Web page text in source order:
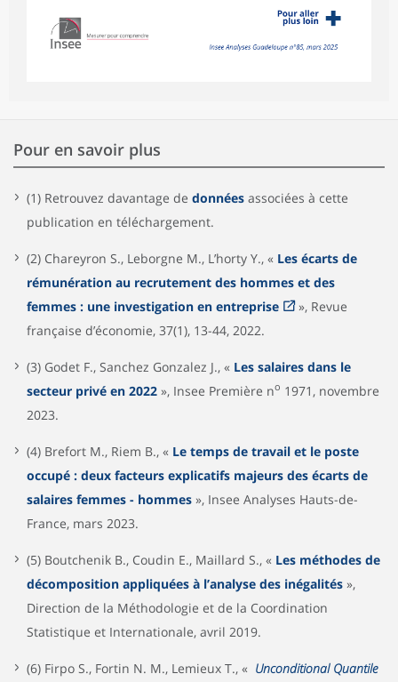
Pour en savoir plus
(1) Retrouvez davantage de données associées à cette
publication en téléchargement.
(2) Chareyron S., Leborgne M., L’horty Y., « Les écarts de
rémunération au recrutement des hommes et des
femmes : une investigation en entreprise
», Revue
française d’économie, 37(1), 13-44, 2022.
(3) Godet F., Sanchez Gonzalez J., « Les salaires dans le
secteur privé en 2022 », Insee Première no 1971, novembre
2023.
(4) Brefort M., Riem B., « Le temps de travail et le poste
occupé : deux facteurs explicatifs majeurs des écarts de
salaires femmes - hommes », Insee Analyses Hauts-de-
France, mars 2023.
(5) Boutchenik B., Coudin E., Maillard S., « Les méthodes de
décomposition appliquées à l’analyse des inégalités »,
Direction de la Méthodologie et de la Coordination
Statistique et Internationale, avril 2019.
(6) Firpo S., Fortin N. M., Lemieux T., « Unconditional Quantile